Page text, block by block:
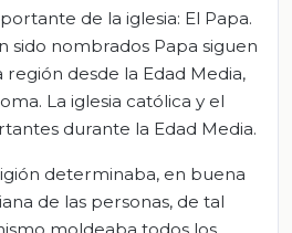
de la iglesia: El Papa.
sido nombrados Papa siguen
región desde la Edad Media,
La iglesia católica y el
durante la Edad Media.
determinaba, en buena
de las personas, de tal